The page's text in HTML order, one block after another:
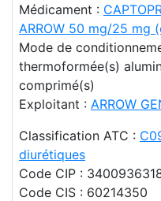
Médicament :
ARROW 50 mg/25 mg
Mode de
thermoformée(s)
comprimé(s)
Exploitant : ARROW
Classification ATC :
diurétiques
Code CIP :
Code CIS : 60214350